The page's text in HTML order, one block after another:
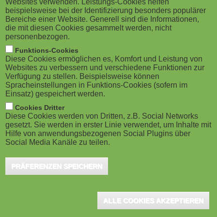
M
o
b
i
l
e
)
g
a
o
n
Berlin, Mai 2022 - LinguaTV bietet im Juni
erneut kostenlose Webinare zum Thema
"Digitales Training im Unternehmen" an.
Diese richten sich in erster Linie an
Personalentwickler*innen, Talent-Manager*innen,
sowie Aus- und Weiterbildungsprofis. Anhand
von Praxisbeispielen wie etwa der Deutschen Post AG,
werden grundlegende Fragen zum Thema Micro
Learning beantwortet und die wichtigsten
Erfolgsfaktoren für digitales Lernen im Unternehmen
6 Erfolgsfaktoren für digitales Lernen im Unternehmen am
In diesem Webinar erklären die Bildungsexperten die wichtigsten
Websites verwenden. Leistungs-Cookies helfen
beispielsweise bei der Identifizierung besonders populärer
Bereiche einer Website. Generell sind die Informationen,
die mit diesen Cookies gesammelt werden, nicht
personenbezogen.
Funktions-Cookies
Diese Cookies ermöglichen es, Komfort und Leistung von
Websites zu verbessern und verschiedene Funktionen zur
Verfügung zu stellen. Beispielsweise können
Spracheinstellungen in Funktions-Cookies (sofern im
Einsatz) gespeichert werden.
Cookies Dritter
Diese Cookies werden von Dritten, z.B. Social Networks
gesetzt. Sie werden in erster Linie verwendet, um Inhalte mit
Hilfe von anwendungsbezogenen Social Plugins über
Social Media Kanäle zu teilen.
PRÄFERENZEN SPEICHERN
ALLE COOKIES AKZEPTIEREN